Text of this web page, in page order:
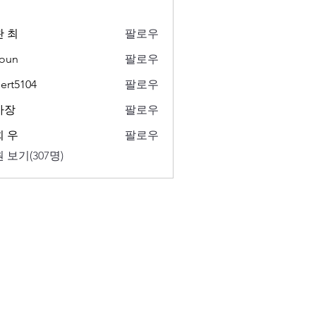
최
팔로우
팔로우
팔로우
장
팔로우
우
팔로우
보기(307명)